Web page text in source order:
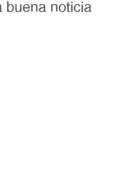
buena noticia